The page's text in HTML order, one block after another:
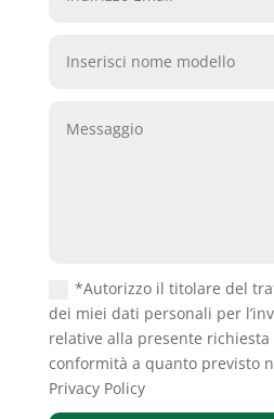
*Autorizzo il titolare del
dei miei dati personali per
relative alla presente
conformità a quanto previsto
Privacy Policy